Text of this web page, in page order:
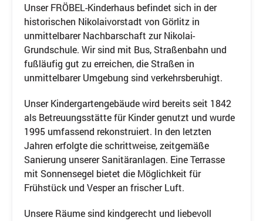
Unser FRÖBEL-Kinderhaus befindet sich in der
historischen Nikolaivorstadt von Görlitz in
unmittelbarer Nachbarschaft zur Nikolai-
Grundschule. Wir sind mit Bus, Straßenbahn und
fußläufig gut zu erreichen, die Straßen in
unmittelbarer Umgebung sind verkehrsberuhigt.
Unser Kindergartengebäude wird bereits seit 1842
als Betreuungsstätte für Kinder genutzt und wurde
1995 umfassend rekonstruiert. In den letzten
Jahren erfolgte die schrittweise, zeitgemäße
Sanierung unserer Sanitäranlagen. Eine Terrasse
mit Sonnensegel bietet die Möglichkeit für
Frühstück und Vesper an frischer Luft.
Unsere Räume sind kindgerecht und liebevoll